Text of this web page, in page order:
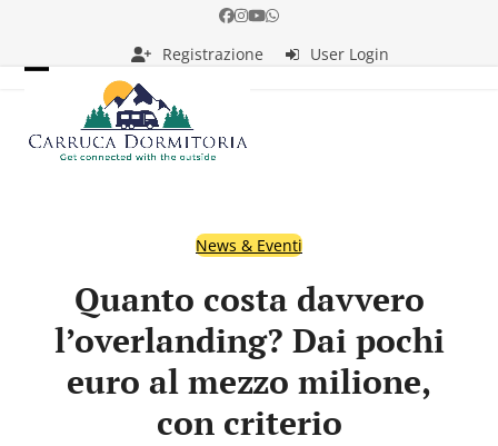
Facebook
Instagram
YouTube
Whatsapp
Registrazione
User Login
mobile
menu
mobile
menu
News & Eventi
Quanto costa davvero
l’overlanding? Dai pochi
euro al mezzo milione,
con criterio